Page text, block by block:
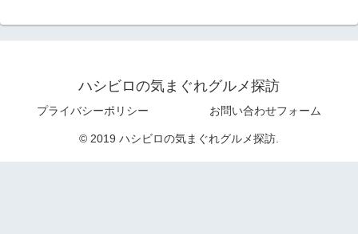
ハシビロの気まぐれグルメ探訪
プライバシーポリシー お問い合わせフォーム
© 2019 ハシビロの気まぐれグルメ探訪.